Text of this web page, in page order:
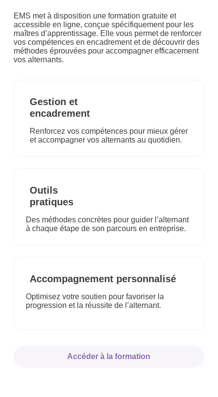
EMS met à disposition une formation gratuite et
accessible en ligne, conçue spécifiquement pour les
maîtres d’apprentissage. Elle vous permet de renforcer
vos compétences en encadrement et de découvrir des
méthodes éprouvées pour accompagner efficacement
vos alternants.
Gestion et
encadrement
Renforcez vos compétences pour mieux gérer
et accompagner vos alternants au quotidien.
Outils
pratiques
Des méthodes concrètes pour guider l’alternant
à chaque étape de son parcours en entreprise.
Accompagnement personnalisé
Optimisez votre soutien pour favoriser la
progression et la réussite de l’alternant.
Accéder à la formation